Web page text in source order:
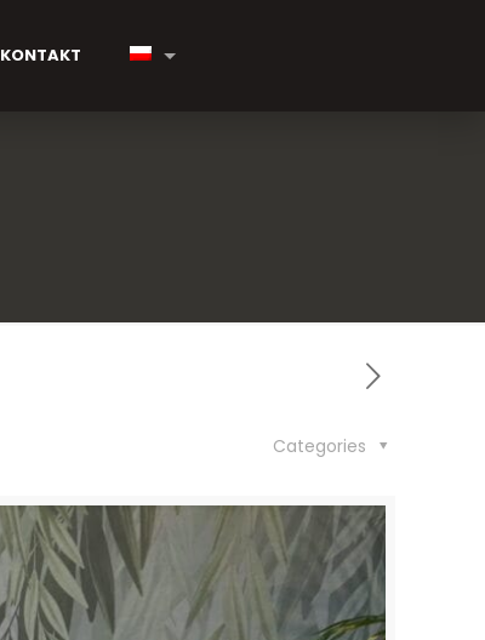
KONTAKT
Categories